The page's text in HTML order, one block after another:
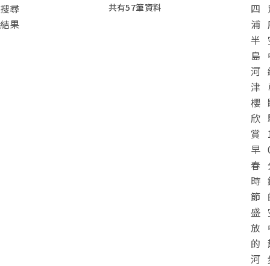
搜尋
結果
共有57筆資料
四
浦
半
島
河
津
櫻
欣
賞
早
春
時
節
盛
放
的
河